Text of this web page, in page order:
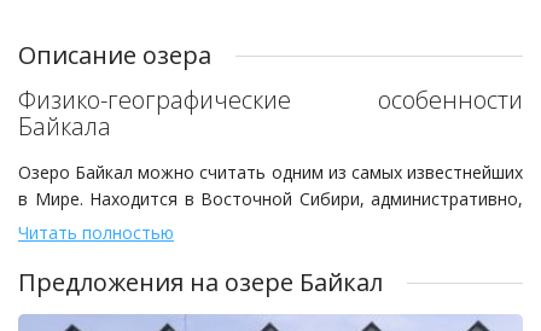
Описание озера
Физико-географические особенности
Байкала
Озеро Байкал можно считать одним из самых известнейших
в Мире. Находится в Восточной Сибири, административно,
на территории Иркутской области и республики Бурятия.
«Коль, кель» - озеро. Буряты называют озеро «Байгал
далай». Местные жители часто называют водоём «морем».
Читать полностью
Предложения на озере Байкал